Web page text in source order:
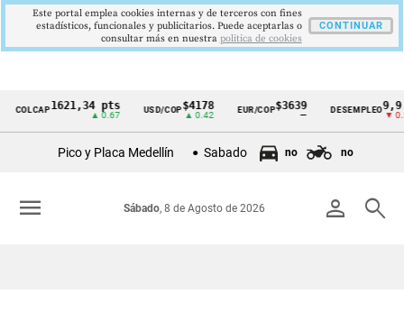
Cintillo
Colombia
1621,34 pts USD/COP$4178
▲ 0.42
EUR/COP$3639
—
DESEMPLEO9,9 %
▼ 0.30
Pico y Placa Medellín Sabado no no
person search
Sábado, 8 de Agosto de 2026
menu
Este portal emplea cookies internas y de terceros con fines
estadísticos, funcionales y publicitarios. Puede aceptarlas o
consultar más en nuestra politica de cookies
CONTINUAR